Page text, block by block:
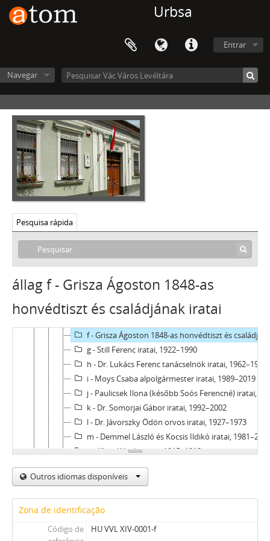
Urbsa
Entrar
Navegar
Pesquisa rápida
állag f - Grisza Ágoston 1848-as
honvédtiszt és családjának iratai
Vác Város Levéltára, 1612 - 2016
V - MEZŐVÁROSOK, RENDEZETT TANÁCSÚ VÁROSOK, KÖZSÉGEK, 1612–1952
VIII - TANINTÉZETEK, INTÉZMÉNYEK, 1773–2006
IX - TESTÜLETEK, 1705–1970
X - EGYESÜLETEK, (TÖMEG)SZERVEZETEK, PÁRTOK, 1821–2002
XI - GAZDASÁGI SZERVEK, 1876–1956
XII - EGYHÁZI SZERVEZETEK, INTÉZMÉNYEK, 1764 –1950
XIII - CSALÁDOK, 1821–2007
XIV - SZEMÉLYEK, 1800–2016
[Arquivo] 0001 - Személyi fondok töredékeinek levéltári gyűjteménye, 1800–2010
b - Fleischman Ferenc váci kelmefestő mester iratai, 1800–1816
c - Perlaki (Princz) Rudolf tanár iratai, 1922–1964
d - Vincze Ferenc iratai, 1945–2000
e - Bihari József Pest megyei múzeumigazgató iratai, 1969–2005
f - Grisza Ágoston 1848-as honvédtiszt és családjának iratai, 1800–1970
g - Still Ferenc iratai, 1922–1990
h - Dr. Lukács Ferenc tanácselnök iratai, 1962–1990
i - Moys Csaba alpolgármester iratai, 1989–2019
j - Paulicsek Ilona (később Soós Ferencné) iratai, 1927–1929
k - Dr. Somorjai Gábor iratai, 1992–2002
l - Dr. Jávorszky Ödön orvos iratai, 1927–1973
m - Demmel László és Kocsis Ildikó iratai, 1981–2010
n - Klein Károly iratai, 1915–1918
[Arquivo] 0002 - Pikéthy Tibor zeneszerző műveinek fénymásolatai, 1905–1963
[Arquivo] 0003 - Dr. Mikes József Vác városi főjegyző iratai, 1931–1957
[Arquivo] 0005 - Dr. Kristóf Béla polgármester iratai, 1990–1993
[Arquivo] 0006 - Dr. Sápi Vilmos történész iratai, 20. század
[Arquivo] 0007 - Szarka Gyula történész iratai, 1922–1968
Outros idiomas disponíveis
Zona de identificação
Código de
HU VVL XIV-0001-f